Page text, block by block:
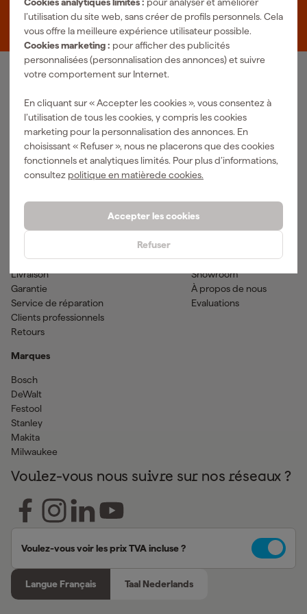
l’utilisation du site web, sans créer de profils personnels. Cela
vous offre la meilleure expérience utilisateur possible.
Cookies marketing : pour afficher des publicités
personnalisées (personnalisation des annonces) et suivre
votre comportement sur Internet.
En cliquant sur « Accepter les cookies », vous consentez à
l’utilisation de tous les cookies, y compris les cookies
marketing pour la personnalisation des annonces. En
choisissant « Refuser », nous ne placerons que des cookies
fonctionnels et analytiques limités. Pour plus d’informations,
consultez politique en matièrede cookies.
Accepter les cookies
Refuser
Zevenheuvelenweg 25
Outils pneumatiques
EPI et vêtements de travail
Outils de mesure
Outil sans-fil
Outils de jardinage
Méthodes de paiement
Livraison
Garantie
Service de réparation
Clients professionnels
Retours
Marques
Bosch
DeWalt
Festool
Stanley
Makita
Milwaukee
Fixami
Actualites
Showroom
À propos de nous
Evaluations
Voulez-vous nous suivre sur nos réseaux ?
Voulez-vous voir les prix TVA incluse ?
Langue Français Taal Nederlands